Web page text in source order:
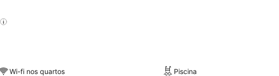
Wi-fi nos quartos Piscina